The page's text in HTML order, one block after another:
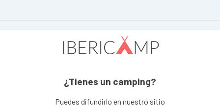
¿Tienes un camping?
Puedes difundirlo en nuestro sitio